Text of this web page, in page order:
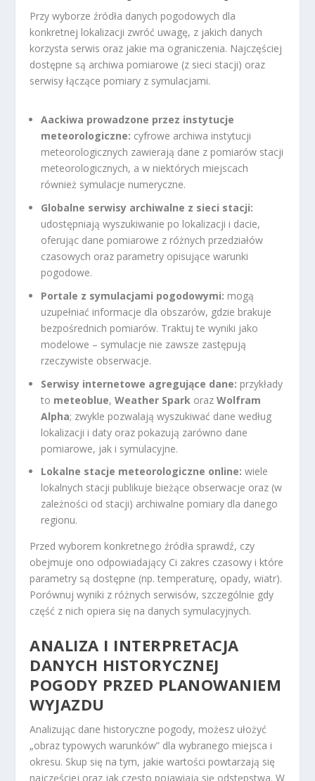
Przy wyborze źródła danych pogodowych dla
konkretnej lokalizacji zwróć uwagę, z jakich danych
korzysta serwis oraz jakie ma ograniczenia. Najczęściej
dostępne są archiwa pomiarowe (z sieci stacji) oraz
serwisy łączące pomiary z symulacjami.
Aackiwa prowadzone przez instytucje
meteorologiczne: cyfrowe archiwa instytucji
meteorologicznych zawierają dane z pomiarów stacji
meteorologicznych, a w niektórych miejscach
również symulacje numeryczne.
Globalne serwisy archiwalne z sieci stacji:
udostępniają wyszukiwanie po lokalizacji i dacie,
oferując dane pomiarowe z różnych przedziałów
czasowych oraz parametry opisujące warunki
pogodowe.
Portale z symulacjami pogodowymi: mogą
uzupełniać informacje dla obszarów, gdzie brakuje
bezpośrednich pomiarów. Traktuj te wyniki jako
modelowe – symulacje nie zawsze zastępują
rzeczywiste obserwacje.
Serwisy internetowe agregujące dane: przykłady
to meteoblue,Weather Spark orazWolfram
Alpha; zwykle pozwalają wyszukiwać dane według
lokalizacji i daty oraz pokazują zarówno dane
pomiarowe, jak i symulacyjne.
Lokalne stacje meteorologiczne online: wiele
lokalnych stacji publikuje bieżące obserwacje oraz (w
zależności od stacji) archiwalne pomiary dla danego
regionu.
Przed wyborem konkretnego źródła sprawdź, czy
obejmuje ono odpowiadający Ci zakres czasowy i które
parametry są dostępne (np. temperaturę, opady, wiatr).
Porównuj wyniki z różnych serwisów, szczególnie gdy
część z nich opiera się na danych symulacyjnych.
ANALIZA I INTERPRETACJA
DANYCH HISTORYCZNEJ
POGODY PRZED PLANOWANIEM
WYJAZDU
Analizując dane historyczne pogody, możesz ułożyć
„obraz typowych warunków” dla wybranego miejsca i
okresu. Skup się na tym, jakie wartości powtarzają się
najczęściej oraz jak często pojawiają się odstępstwa. W